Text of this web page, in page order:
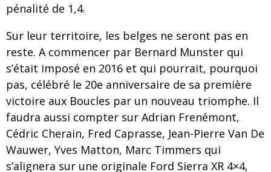
pénalité de 1,4.
Sur leur territoire, les belges ne seront pas en
reste. A commencer par Bernard Munster qui
s’était imposé en 2016 et qui pourrait, pourquoi
pas, célébré le 20e anniversaire de sa première
victoire aux Boucles par un nouveau triomphe. Il
faudra aussi compter sur Adrian Frenémont,
Cédric Cherain, Fred Caprasse, Jean-Pierre Van De
Wauwer, Yves Matton, Marc Timmers qui
s’alignera sur une originale Ford Sierra XR 4×4,